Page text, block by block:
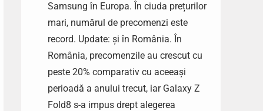
Samsung în Europa. În ciuda prețurilor
mari, numărul de precomenzi este
record. Update: și în România. În
România, precomenzile au crescut cu
peste 20% comparativ cu aceeași
perioadă a anului trecut, iar Galaxy Z
Fold8 s-a impus drept alegerea